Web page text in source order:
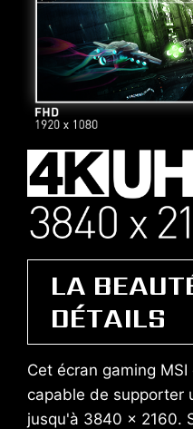
LA
DÉTAILS
Cet écran gaming
capable de supporter
jusqu'à 3840 x 2160.